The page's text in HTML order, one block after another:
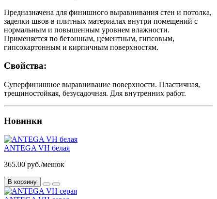
Предназначена для финишного выравнивания стен и потолка,
заделки швов в плитных материалах внутри помещений с
нормальным и повышенным уровнем влажности.
Применяется по бетонным, цементным, гипсовым,
гипсокартонным и кирпичным поверхностям.
Свойства:
Суперфинишное выравнивание поверхности. Пластичная,
трещиностойкая, безусадочная. Для внутренних работ.
Новинки
ANTEGA VH белая
365.00 руб./мешок
В корзину